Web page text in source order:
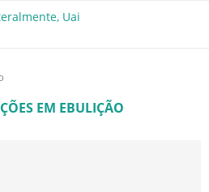
EM EBULIÇÃO